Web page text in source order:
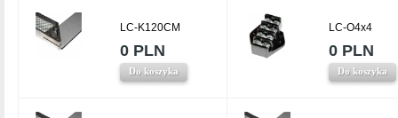
LC-K120CM
0 PLN
Do koszyka
LC-O4x4
0 PLN
Do koszyka